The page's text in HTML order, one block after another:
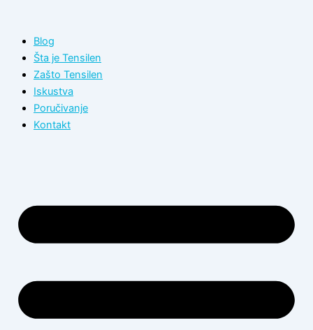
садржајBlog
Šta je Tensilen
Zašto Tensilen
Iskustva
Poručivanje
Kontakt